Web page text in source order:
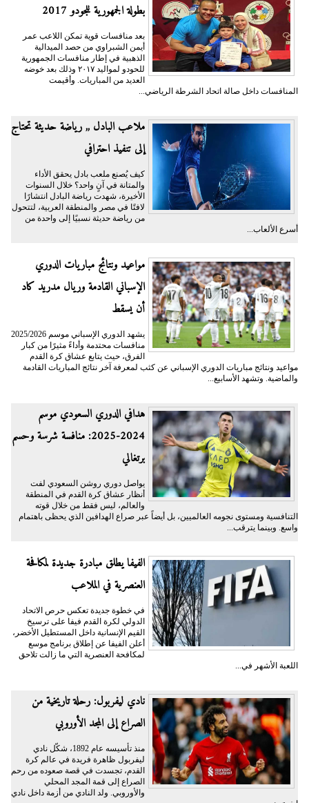
بطولة الجمهورية للجودو 2017
بعد منافسات قوية تمكن اللاعب عمر
أيمن الشبراوي من حصد الميدالية
الذهبية في إطار منافسات الجمهورية
للحودو لمواليد ٢٠١٧ وذلك بعد خوضه
العديد من المباريات. وأقيمت
المنافسات داخل صالة اتحاد الشرطة الرياضي...
ملاعب البادل ,, رياضة حديثة تحتاج
إلى تنفيذ احترافي
كيف يُصنع ملعب بادل يحقق الأداء
والمتانة في آنٍ واحد؟ خلال السنوات
الأخيرة، شهدت رياضة البادل انتشارًا
لافتًا في مصر والمنطقة العربية، لتتحول
من رياضة حديثة نسبيًا إلى واحدة من
أسرع الألعاب...
مواعيد ونتائج مباريات الدوري
الإسباني القادمة وريال مدريد كاد
أن يسقط
يشهد الدوري الإسباني موسم 2025/2026
منافسات محتدمة وأداءً مثيرًا من كبار
الفرق، حيث يتابع عشاق كرة القدم
مواعيد ونتائج مباريات الدوري الإسباني عن كثب لمعرفة آخر نتائج المباريات القادمة
والماضية. وتشهد الأسابيع...
هدافي الدوري السعودي موسم
2024-2025: منافسة شرسة وحسم
برتغالي
يواصل دوري روشن السعودي لفت
أنظار عشاق كرة القدم في المنطقة
والعالم، ليس فقط من خلال قوته
التنافسية ومستوى نجومه العالميين، بل أيضاً عبر صراع الهدافين الذي يحظى باهتمام
واسع. وبينما يترقب...
الفيفا يطلق مبادرة جديدة لمكافحة
العنصرية في الملاعب
في خطوة جديدة تعكس حرص الاتحاد
الدولي لكرة القدم فيفا على ترسيخ
القيم الإنسانية داخل المستطيل الأخضر،
أعلن الفيفا عن إطلاق برنامج موسع
لمكافحة العنصرية التي ما زالت تلاحق
اللعبة الأشهر في...
نادي ليفربول: رحلة تاريخية من
الصراع إلى المجد الأوروبي
منذ تأسيسه عام 1892، شكّل نادي
ليفربول ظاهرة فريدة في عالم كرة
القدم، تجسدت في قصة صعوده من رحم
الصراع إلى قمة المجد المحلي
والأوروبي. ولد النادي من أزمة داخل نادي